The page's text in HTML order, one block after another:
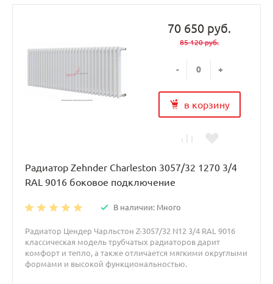
70 650 руб.
85 120 руб.
- +
в корзину
Радиатор Zehnder Charleston 3057/32 1270 3/4
RAL 9016 боковое подключение
В наличии: Много
Радиатор Цендер Чарльстон Z-3057/32 N12 3/4 RAL 9016
классическая модель трубчатых радиаторов дарит
комфорт и тепло, а также отличается мягкими округлыми
формами и высокой функциональностью.